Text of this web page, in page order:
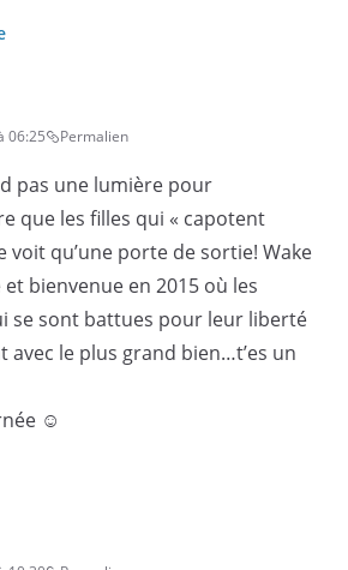
06:25 Permalien
pas une lumière pour
que les filles qui « capotent
voit qu’une porte de sortie! Wake
bienvenue en 2015 où les
se sont battues pour leur liberté
avec le plus grand bien…t’es un
☺️